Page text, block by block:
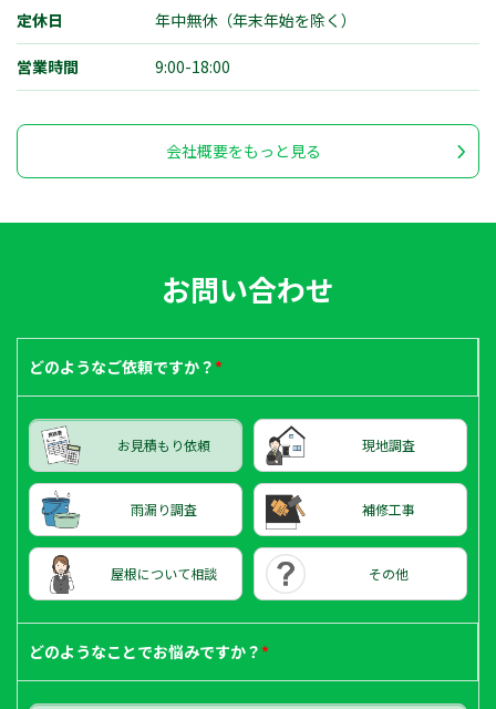
定休日 年中無休（年末年始を除く）
営業時間 9:00-18:00
会社概要をもっと見る
お問い合わせ
どのようなご依頼ですか？*
お見積もり依頼 現地調査
雨漏り調査 補修工事
屋根について相談 その他
どのようなことでお悩みですか？*